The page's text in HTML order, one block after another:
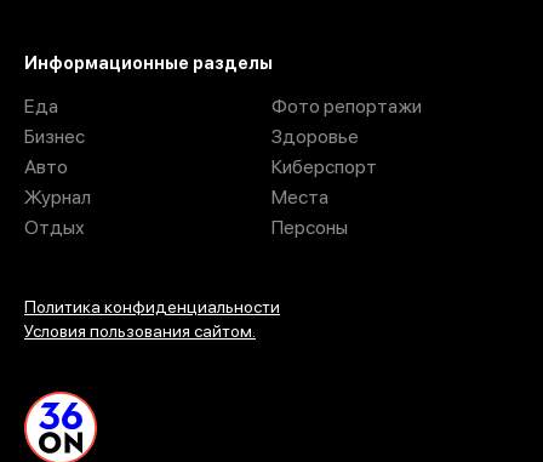
Информационные разделы
Еда
Бизнес
Авто
Журнал
Отдых
Фото репортажи
Здоровье
Киберспорт
Места
Персоны
Политика конфиденциальности
Условия пользования сайтом.